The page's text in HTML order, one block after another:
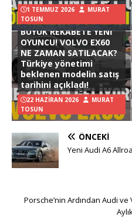
1 TEMMUZ 2026
MURAT
TOSUN
BÜYÜK REKABETE YENİ
OYUNCU! VOLVO EX60
NE ZAMAN SATILACAK?
Türkiye yönetimi
beklenen modelin satış
tarihini açıkladı!
22 HAZIRAN 2026
MURAT
TOSUN
ÖNCEKI
Yeni Audi A6
Porsche’nin Ardından Audi